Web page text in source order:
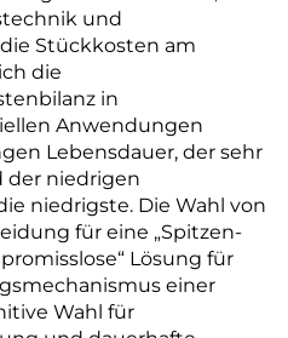
und
Stückkosten am
die
in
Anwendungen
Lebensdauer, der sehr
der niedrigen
niedrigste. Die Wahl von
für eine „Spitzen-
Lösung für
einer
Wahl für